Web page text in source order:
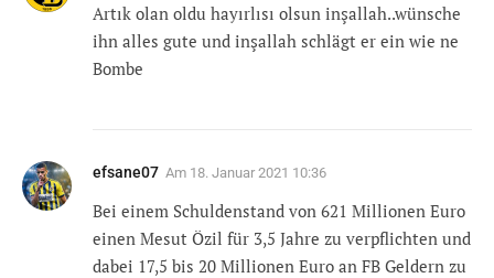
Artık olan oldu hayırlısı olsun inşallah..wünsche
ihn alles gute und inşallah schlägt er ein wie ne
Bombe
efsane07 Am 18. Januar 2021 10:36
Bei einem Schuldenstand von 621 Millionen Euro
einen Mesut Özil für 3,5 Jahre zu verpflichten und
dabei 17,5 bis 20 Millionen Euro an FB Geldern zu